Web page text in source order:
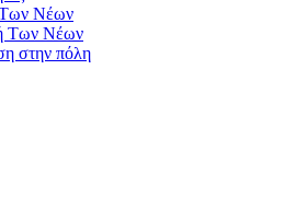
Των Νέων
Των Νέων
στην πόλη